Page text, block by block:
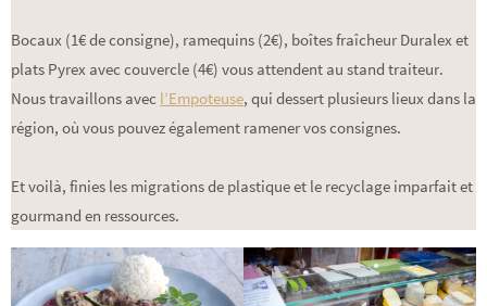
Bocaux (1€ de consigne), ramequins (2€), boîtes fraîcheur Duralex et
plats Pyrex avec couvercle (4€) vous attendent au stand traiteur.
Nous travaillons avec l’Empoteuse, qui dessert plusieurs lieux dans la
région, où vous pouvez également ramener vos consignes.
Et voilà, finies les migrations de plastique et le recyclage imparfait et
gourmand en ressources.